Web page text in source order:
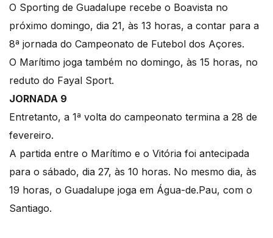
O Sporting de Guadalupe recebe o Boavista no
próximo domingo, dia 21, às 13 horas, a contar para a
8ª jornada do Campeonato de Futebol dos Açores.
O Marítimo joga também no domingo, às 15 horas, no
reduto do Fayal Sport.
JORNADA 9
Entretanto, a 1ª volta do campeonato termina a 28 de
fevereiro.
A partida entre o Marítimo e o Vitória foi antecipada
para o sábado, dia 27, às 10 horas. No mesmo dia, às
19 horas, o Guadalupe joga em Água-de.Pau, com o
Santiago.